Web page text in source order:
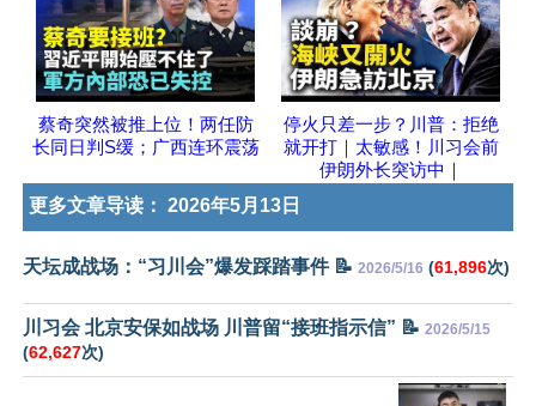
蔡奇突然被推上位！两任防
长同日判S缓；广西连环震荡
停火只差一步？川普：拒绝
就开打｜太敏感！川习会前
伊朗外长突访中｜
更多文章导读： 2026年5月13日
天坛成战场：“习川会”爆发踩踏事件 📝 2026/5/16 (61,896次)
川习会 北京安保如战场 川普留“接班指示信” 📝 2026/5/15
(62,627次)